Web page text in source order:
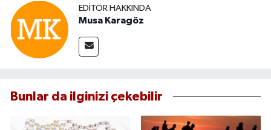
EDITÖR HAKKINDA
Musa Karagöz
Bunlar da ilginizi çekebilir